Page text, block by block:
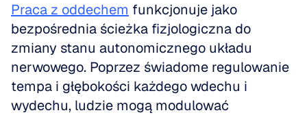
Praca z oddechem funkcjonuje jako
bezpośrednia ścieżka fizjologiczna do
zmiany stanu autonomicznego układu
nerwowego. Poprzez świadome regulowanie
tempa i głębokości każdego wdechu i
wydechu, ludzie mogą modulować